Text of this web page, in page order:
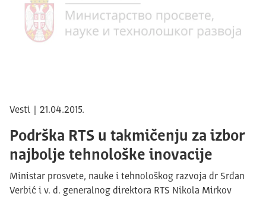
Vesti | 21.04.2015.
Podrška RTS u takmičenju za izbor
najbolje tehnološke inovacije
Ministar prosvete, nauke i tehnološkog razvoja dr Srđan
Verbić i v. d. generalnog direktora RTS Nikola Mirkov